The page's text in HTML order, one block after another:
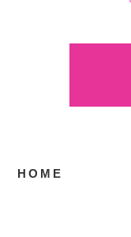
HOME